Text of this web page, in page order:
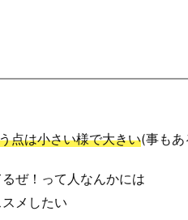
点は小さい様で大きい(事もあ
ぜ！って人なんかには
メしたい